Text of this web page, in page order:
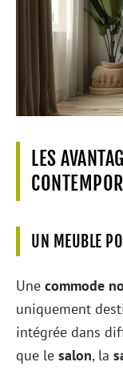
LES
UN MEUBLE
Une commode
uniquement
intégrée dans
que le salon, la